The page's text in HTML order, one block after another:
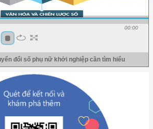
00:00
đổi số phụ nữ khởi nghiệp cần tìm hiểu